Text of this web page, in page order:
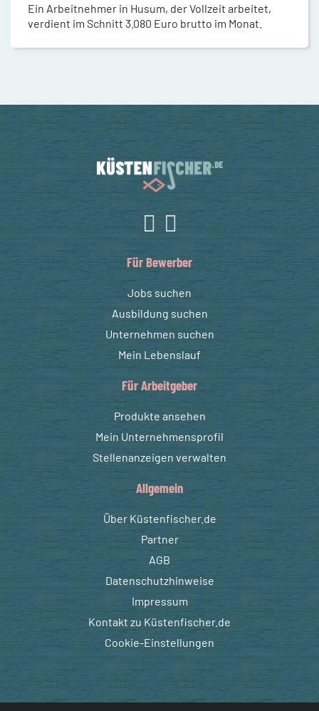
Ein Arbeitnehmer in Husum, der Vollzeit arbeitet,
verdient im Schnitt 3.080 Euro brutto im Monat.
Für Bewerber
Jobs suchen
Ausbildung suchen
Unternehmen suchen
Mein Lebenslauf
Für Arbeitgeber
Produkte ansehen
Mein Unternehmensprofil
Stellenanzeigen verwalten
Allgemein
Über Küstenfischer.de
Partner
AGB
Datenschutzhinweise
Impressum
Kontakt zu Küstenfischer.de
Cookie-Einstellungen